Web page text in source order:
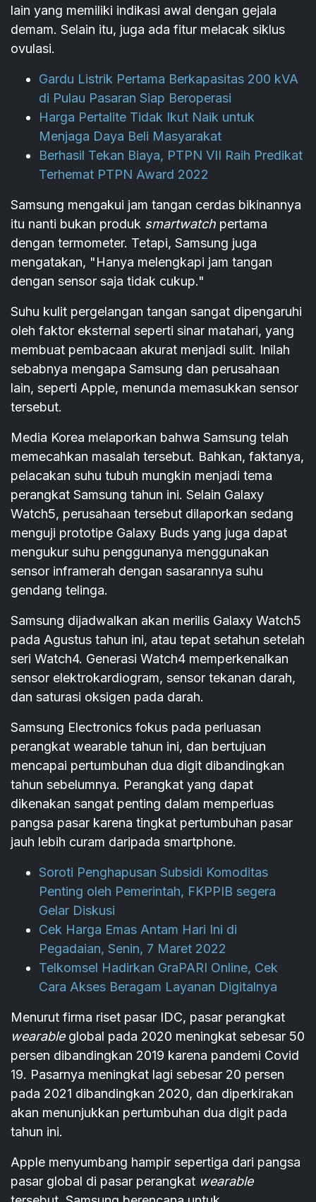
lain yang memiliki indikasi awal dengan gejala
demam. Selain itu, juga ada fitur melacak siklus
ovulasi.
Gardu Listrik Pertama Berkapasitas 200 kVA
di Pulau Pasaran Siap Beroperasi
Harga Pertalite Tidak Ikut Naik untuk
Menjaga Daya Beli Masyarakat
Berhasil Tekan Biaya, PTPN VII Raih Predikat
Terhemat PTPN Award 2022
Samsung mengakui jam tangan cerdas bikinannya
itu nanti bukan produk smartwatch pertama
dengan termometer. Tetapi, Samsung juga
mengatakan, "Hanya melengkapi jam tangan
dengan sensor saja tidak cukup."
Suhu kulit pergelangan tangan sangat dipengaruhi
oleh faktor eksternal seperti sinar matahari, yang
membuat pembacaan akurat menjadi sulit. Inilah
sebabnya mengapa Samsung dan perusahaan
lain, seperti Apple, menunda memasukkan sensor
tersebut.
Media Korea melaporkan bahwa Samsung telah
memecahkan masalah tersebut. Bahkan, faktanya,
pelacakan suhu tubuh mungkin menjadi tema
perangkat Samsung tahun ini. Selain Galaxy
Watch5, perusahaan tersebut dilaporkan sedang
menguji prototipe Galaxy Buds yang juga dapat
mengukur suhu penggunanya menggunakan
sensor inframerah dengan sasarannya suhu
gendang telinga.
Samsung dijadwalkan akan merilis Galaxy Watch5
pada Agustus tahun ini, atau tepat setahun setelah
seri Watch4. Generasi Watch4 memperkenalkan
sensor elektrokardiogram, sensor tekanan darah,
dan saturasi oksigen pada darah.
Samsung Electronics fokus pada perluasan
perangkat wearable tahun ini, dan bertujuan
mencapai pertumbuhan dua digit dibandingkan
tahun sebelumnya. Perangkat yang dapat
dikenakan sangat penting dalam memperluas
pangsa pasar karena tingkat pertumbuhan pasar
jauh lebih curam daripada smartphone.
Soroti Penghapusan Subsidi Komoditas
Penting oleh Pemerintah, FKPPIB segera
Gelar Diskusi
Cek Harga Emas Antam Hari Ini di
Pegadaian, Senin, 7 Maret 2022
Telkomsel Hadirkan GraPARI Online, Cek
Cara Akses Beragam Layanan Digitalnya
Menurut firma riset pasar IDC, pasar perangkat
wearableglobal pada 2020 meningkat sebesar 50
persen dibandingkan 2019 karena pandemi Covid
19. Pasarnya meningkat lagi sebesar 20 persen
pada 2021 dibandingkan 2020, dan diperkirakan
akan menunjukkan pertumbuhan dua digit pada
tahun ini.
Apple menyumbang hampir sepertiga dari pangsa
pasar global di pasar perangkat wearable